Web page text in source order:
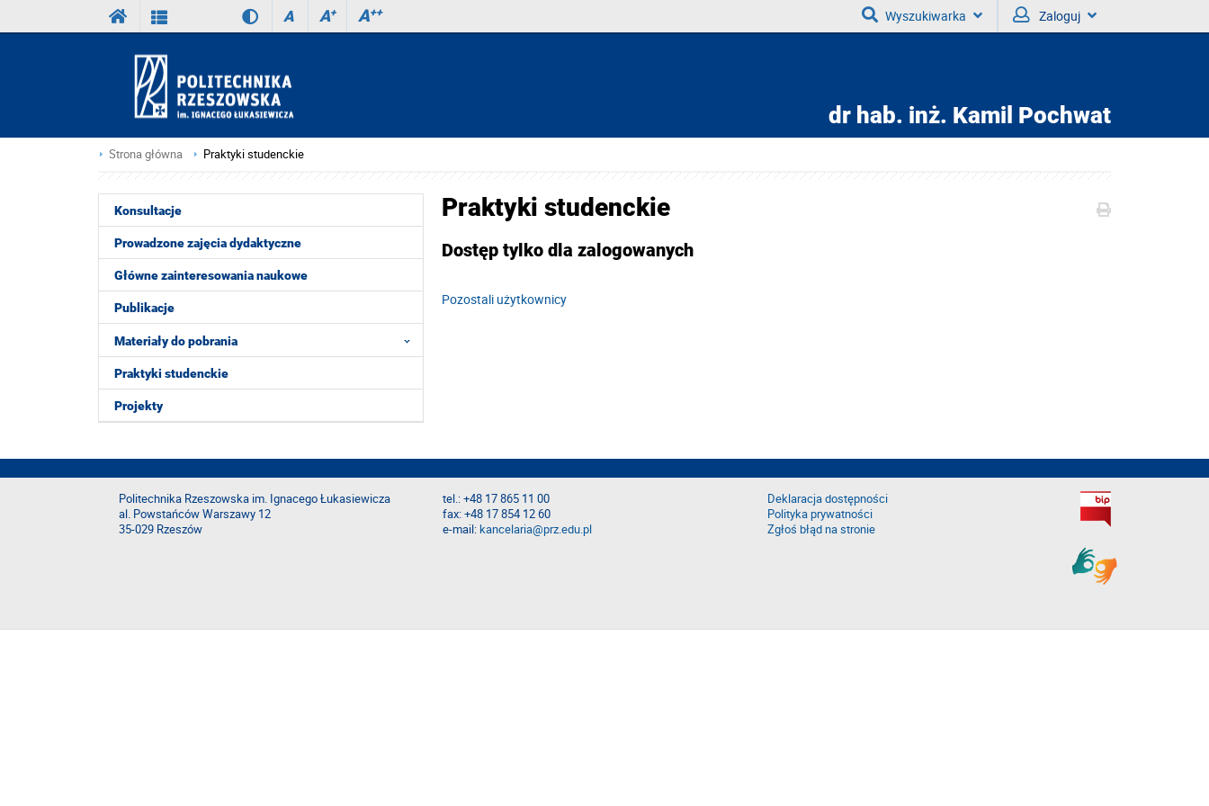
A A+ A++ Wyszukiwarka Zaloguj
dr hab. inż. Kamil Pochwat
Strona główna Praktyki studenckie
Konsultacje
Prowadzone zajęcia dydaktyczne
Główne zainteresowania naukowe
Publikacje
Materiały do pobrania
Praktyki studenckie
Projekty
Praktyki studenckie
Dostęp tylko dla zalogowanych
Pozostali użytkownicy
Politechnika Rzeszowska im. Ignacego Łukasiewicza
al. Powstańców Warszawy 12
35-029 Rzeszów
tel.: +48 17 865 11 00
fax: +48 17 854 12 60
e-mail:kancelaria@prz.edu.pl
Deklaracja dostępności
Polityka prywatności
Zgłoś błąd na stronie